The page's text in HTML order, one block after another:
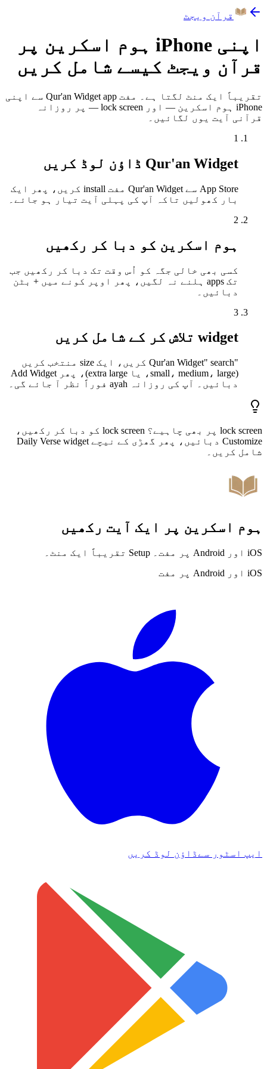
قرآن ویجٹ
اپنی iPhone ہوم اسکرین پر
قرآن ویجٹ کیسے شامل کریں
تقریباً ایک منٹ لگتا ہے۔ مفت Qur'an Widget app سے اپنی
iPhone ہوم اسکرین — اور lock screen — پر روزانہ
قرآنی آیت یوں لگائیں۔
1
Qur'an Widget ڈاؤن لوڈ کریں
App Store سے Qur'an Widget مفت install کریں، پھر ایک
بار کھولیں تاکہ آپ کی پہلی آیت تیار ہو جائے۔
2
ہوم اسکرین کو دبا کر رکھیں
کسی بھی خالی جگہ کو اُس وقت تک دبا کر رکھیں جب
تک apps ہلنے نہ لگیں، پھر اوپر کونے میں + بٹن
دبائیں۔
3
widget تلاش کر کے شامل کریں
"Qur'an Widget" search کریں، ایک size منتخب کریں
(small، medium، large، یا extra large)، پھر Add Widget
دبائیں۔ آپ کی روزانہ ayah فوراً نظر آ جائے گی۔
lock screen پر بھی چاہیے؟ lock screen کو دبا کر رکھیں،
Customize دبائیں، پھر گھڑی کے نیچے Daily Verse widget
شامل کریں۔
ہوم اسکرین پر ایک آیت رکھیں
iOS اور Android پر مفت۔ Setup تقریباً ایک منٹ۔
iOS اور Android پر مفت
ایپ اسٹور سے ڈاؤن لوڈ کریں